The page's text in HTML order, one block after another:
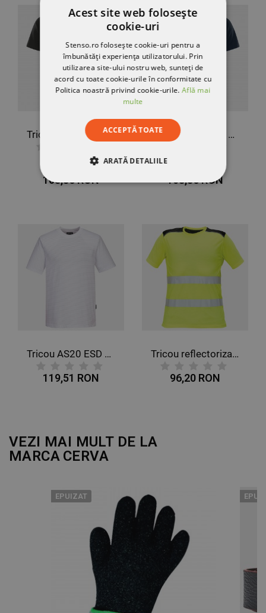
Tricou FRISTADS HEAVY STRETCH NEGRU
180,51 RON
108,86 RON
Tricou FRISTADS HEAVY STRETCH ALBASTRU ÎNCHIS
108,86 RON
Tricou AS20 ESD ALB
119,51 RON
Tricou reflectorizant KNOXFIELD HV GALBEN
96,20 RON
VEZI MAI MULT DE LA
MARCA CERVA
EPUIZAT
Acest site web folosește
cookie-uri
Stenso.ro folosește cookie-uri pentru a
îmbunătăți experiența utilizatorului. Prin
utilizarea site-ului nostru web, sunteți de
acord cu toate cookie-urile în conformitate cu
Politica noastră privind cookie-urile.Află mai
multe
ACCEPTĂ TOATE
ARATĂ DETALIILE
DE TARGETARE
DE FUNCŢIONALITATE